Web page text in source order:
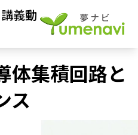
義動
体集積回路と
ス